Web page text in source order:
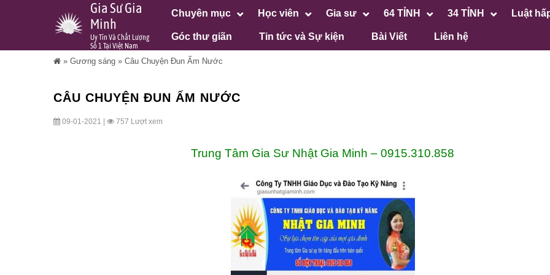
Gia Sư Gia
Minh
Uy Tín Và Chất Lượng
Số 1 Tại Việt Nam
Chuyên mục Học viên Gia sư 64 TỈNH 34 TỈNH Luật
Góc thư giãn Tin tức và Sự kiện Bài Viết Liên hệ
» Gương sáng » Câu Chuyện Đun Ấm Nước
CÂU CHUYỆN ĐUN ẤM NƯỚC
09-01-2021 | 757 Lượt xem
Trung Tâm Gia Sư Nhật Gia Minh – 0915.310.858